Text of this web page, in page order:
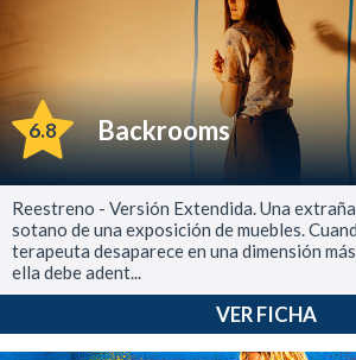
6.8 Backrooms
Reestreno - Versión Extendida. Una
sotano de una exposición de muebles.
terapeuta desaparece en una dimensión
ella debe adent...
VER FICHA